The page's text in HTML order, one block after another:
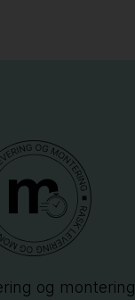
og montering